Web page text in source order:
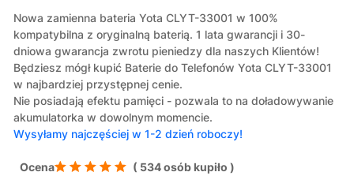
Nowa zamienna bateria Yota CLYT-33001 w 100%
kompatybilna z oryginalną baterią. 1 lata gwarancji i 30-
dniowa gwarancja zwrotu pieniedzy dla naszych Klientów!
Będziesz mógł kupić Baterie do Telefonów Yota CLYT-33001
w najbardziej przystępnej cenie.
Nie posiadają efektu pamięci - pozwala to na doładowywanie
akumulatorka w dowolnym momencie.
Wysyłamy najczęściej w 1-2 dzień roboczy!
Ocena ( 534 osób kupiło )